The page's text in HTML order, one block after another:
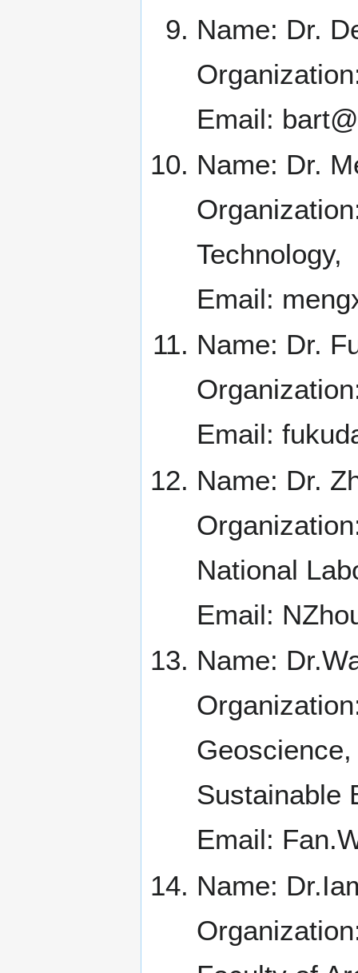
Name: Dr.
Email:
Name: Dr.
Technology,
Email:
Name: Dr.
Email:
Name: Dr.
National
Email:
Name:
Sustainable
Email:
Name: